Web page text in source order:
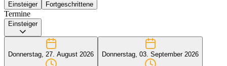
Einsteiger Fortgeschrittene
Termine
Einsteiger
Donnerstag, 27. August 2026 Donnerstag, 03. September 2026